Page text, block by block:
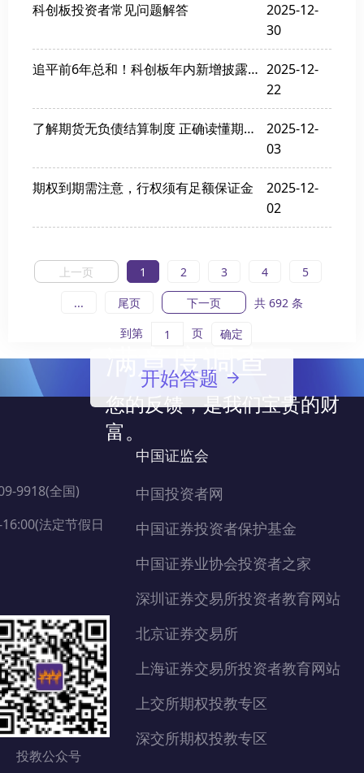
科创板投资者常见问题解答
2025-12-
30
追平前6年总和！科创板年内新增披露重大资产重组36单 2025-12-
22
了解期货无负债结算制度 正确读懂期货交易结算单
2025-12-
03
期权到期需注意，行权须有足额保证金
2025-12-
02
上一页 1 2 3 4
5
...
尾页 下一页
共 692 条
到第
页 确定
满意度调查
您的反馈，是我们宝贵的财
富。
开始答题
9918(全国)
法定节假日
投教公众号
中国证监会
中国投资者网
中国证券投资者保护基金
中国证券业协会投资者之家
深圳证券交易所投资者教育网站
北京证券交易所
上海证券交易所投资者教育网站
上交所期权投教专区
深交所期权投教专区